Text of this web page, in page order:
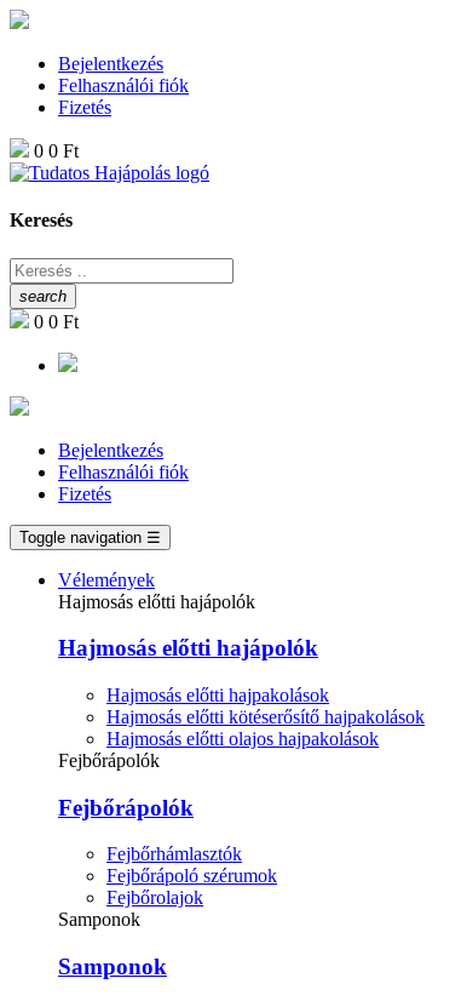
Bejelentkezés
Felhasználói fiók
Fizetés
0 0 Ft
Keresés
search
0 0 Ft
Bejelentkezés
Felhasználói fiók
Fizetés
Toggle navigation ☰
Vélemények
Hajmosás előtti hajápolók
Hajmosás előtti hajápolók
Hajmosás előtti hajpakolások
Hajmosás előtti kötéserősítő hajpakolások
Hajmosás előtti olajos hajpakolások
Fejbőrápolók
Fejbőrápolók
Fejbőrhámlasztók
Fejbőrápoló szérumok
Fejbőrolajok
Samponok
Samponok